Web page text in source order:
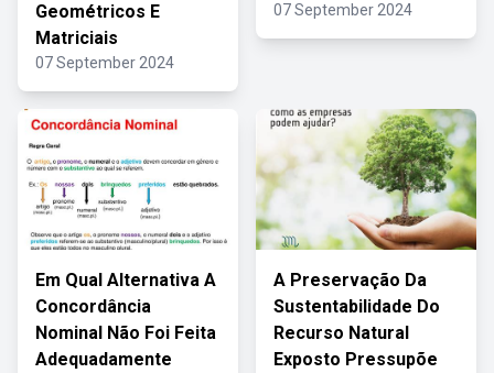
Geométricos E
Matriciais
07 September 2024
07 September 2024
Em Qual Alternativa A
Concordância
Nominal Não Foi Feita
Adequadamente
A Preservação Da
Sustentabilidade Do
Recurso Natural
Exposto Pressupõe